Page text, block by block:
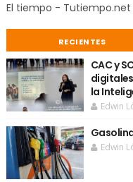
El tiempo - Tutiempo.net
RECIENTES
CAC y
la
Edwin
Edwin